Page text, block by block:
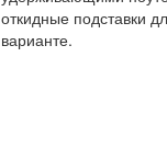
откидные подставки
варианте.